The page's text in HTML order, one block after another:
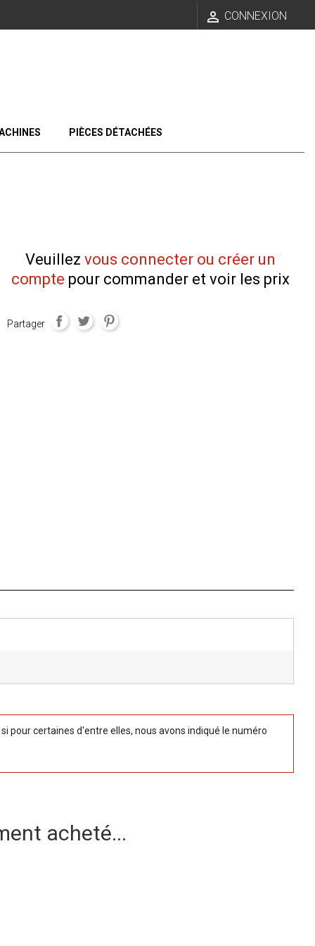
 CONNEXION
PIÈCES DÉTACHÉES
Veuillez vous connecter ou créer un
compte pour commander et voir les prix
Partager
pour certaines d'entre elles, nous avons indiqué le numéro
acheté...